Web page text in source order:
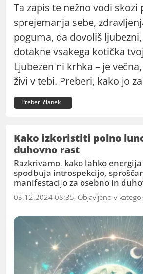
Ta zapis te nežno vodi skozi
sprejemanja sebe,
poguma, da dovoliš
dotakne vsakega kotička
Ljubezen ni krhka – je
živi v tebi. Preberi, kako jo
Preberi članek
Kako izkoristiti polno
duhovno rast
Razkrivamo, kako lahko
spodbuja introspekcijo,
manifestacijo za osebno in
03.12.2024 08:35, Objavljeno v